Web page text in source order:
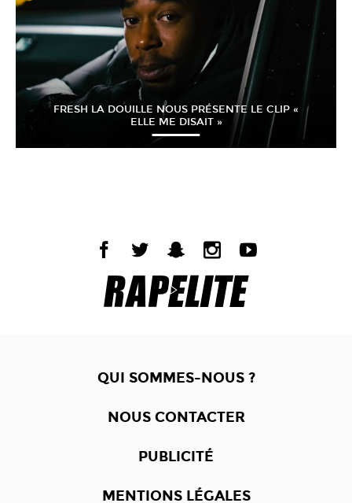
FRESH LA DOUILLE NOUS PRÉSENTE LE CLIP «
ELLE ME DISAIT »
QUI SOMMES-NOUS ?
NOUS CONTACTER
PUBLICITÉ
MENTIONS LÉGALES